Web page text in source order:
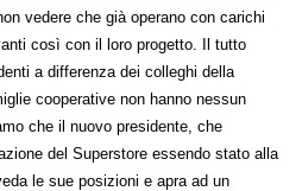
vedere che già operano con carichi
così con il loro progetto. Il tutto
a differenza dei colleghi della
cooperative non hanno nessun
che il nuovo presidente, che
del Superstore essendo stato alla
le sue posizioni e apra ad un